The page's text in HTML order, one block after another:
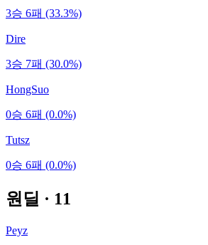
3승 6패 (33.3%)
Dire
3승 7패 (30.0%)
HongSuo
0승 6패 (0.0%)
Tutsz
0승 6패 (0.0%)
원딜 · 11
Peyz